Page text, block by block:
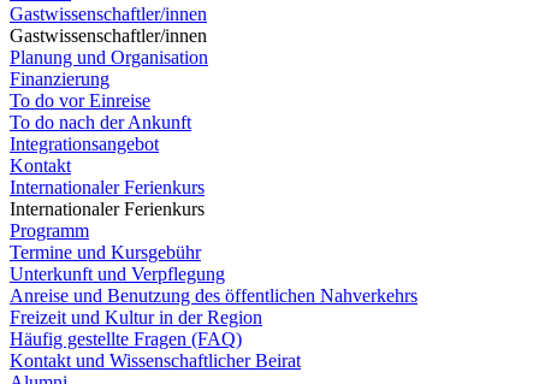
Gastwissenschaftler/innen
Gastwissenschaftler/innen
Planung und Organisation
Finanzierung
To do vor Einreise
To do nach der Ankunft
Integrationsangebot
Kontakt
Internationaler Ferienkurs
Internationaler Ferienkurs
Programm
Termine und Kursgebühr
Unterkunft und Verpflegung
Anreise und Benutzung des öffentlichen Nahverkehrs
Freizeit und Kultur in der Region
Häufig gestellte Fragen (FAQ)
Kontakt und Wissenschaftlicher Beirat